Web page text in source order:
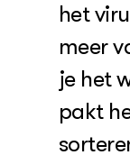
het
meer
je het
pakt